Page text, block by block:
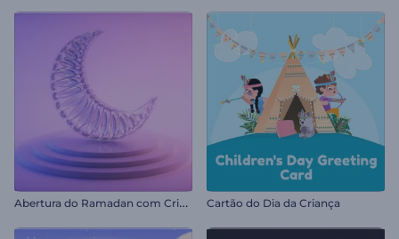
A
bertura do Ramadan com Cristal Cartão do Dia da Criança